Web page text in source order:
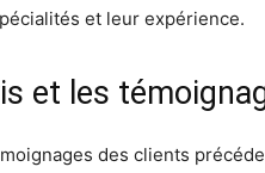
et leur expérience.
et les
des clients